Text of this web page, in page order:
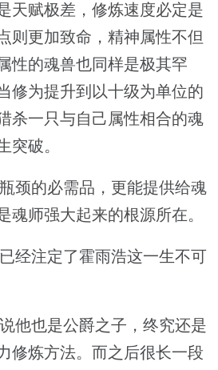
天赋极差，修炼速度必定是
则更加致命，精神属性不但
性的魂兽也同样是极其罕
修为提升到以十级为单位的
杀一只与自己属性相合的魂
突破。
颈的必需品，更能提供给魂
魂师强大起来的根源所在。
经注定了霍雨浩这一生不可
他也是公爵之子，终究还是
修炼方法。而之后很长一段